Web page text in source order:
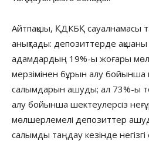
Айтпақшы, ҚДКБҚ сауалнамасы
анықтады: депозиттерде ақшаны
адамдардың 19%-ы жоғары
мерзімінен бұрын алу бойынша
салымдарын ашуды; ал 73%-ы
алу бойынша шектеулерсіз
мөлшерлемелі депозиттер
салымды таңдау кезінде